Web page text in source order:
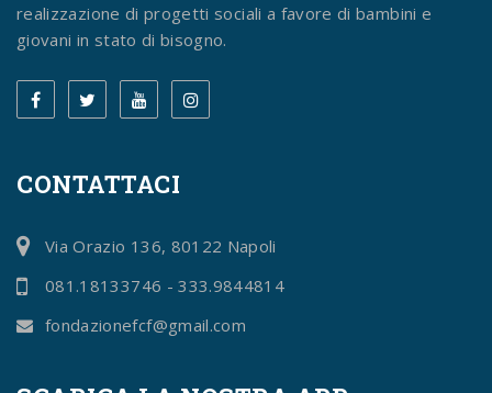
realizzazione di progetti sociali a favore di bambini e
giovani in stato di bisogno.
CONTATTACI
Via Orazio 136, 80122 Napoli
081.18133746 - 333.9844814
fondazionefcf@gmail.com